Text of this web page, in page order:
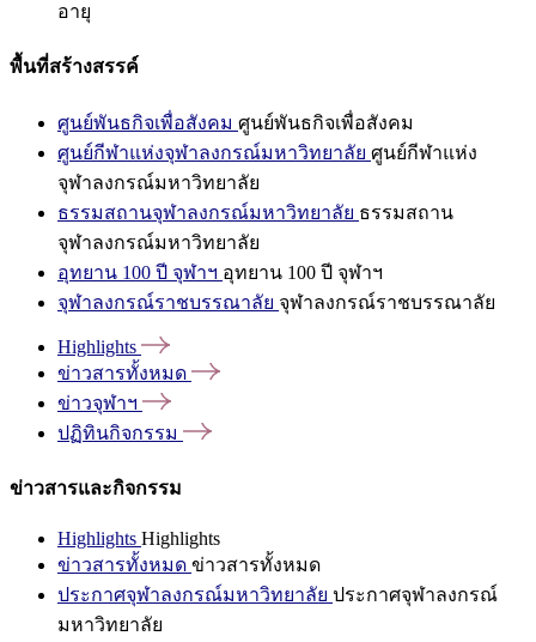
อายุ
พื้นที่สร้างสรรค์
ศูนย์พันธกิจเพื่อสังคม ศูนย์พันธกิจเพื่อสังคม
ศูนย์กีฬาแห่งจุฬาลงกรณ์มหาวิทยาลัย ศูนย์กีฬาแห่ง
จุฬาลงกรณ์มหาวิทยาลัย
ธรรมสถานจุฬาลงกรณ์มหาวิทยาลัย ธรรมสถาน
จุฬาลงกรณ์มหาวิทยาลัย
อุทยาน 100 ปี จุฬาฯ อุทยาน 100 ปี จุฬาฯ
จุฬาลงกรณ์ราชบรรณาลัย จุฬาลงกรณ์ราชบรรณาลัย
Highlights
ข่าวสารทั้งหมด
ข่าวจุฬาฯ
ปฏิทินกิจกรรม
ข่าวสารและกิจกรรม
Highlights Highlights
ข่าวสารทั้งหมด ข่าวสารทั้งหมด
ประกาศจุฬาลงกรณ์มหาวิทยาลัย ประกาศจุฬาลงกรณ์
มหาวิทยาลัย